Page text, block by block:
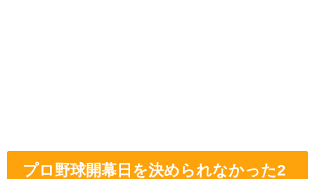
プロ野球開幕日を決められなかった2